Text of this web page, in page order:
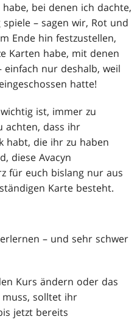
bei denen ich dachte,
– sagen wir, Rot und
Ende hin festzustellen,
Karten habe, mit denen
einfach nur deshalb, weil
hatte!
ist, immer zu
achten, dass ihr
habt, die ihr zu haben
diese Avacyn
für euch bislang nur aus
Karte besteht.
– und sehr schwer
Kurs ändern oder das
muss, solltet ihr
jetzt bereits